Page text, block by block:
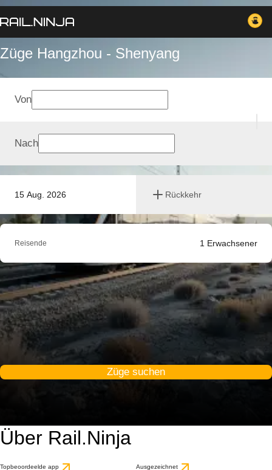
Züge Hangzhou - Shenyang
15 Aug. 2026 Rückkehr
Von
Nach
Reisende 1 Erwachsener
Züge suchen
Über Rail.Ninja
Topbeoordeelde app Ausgezeichnet